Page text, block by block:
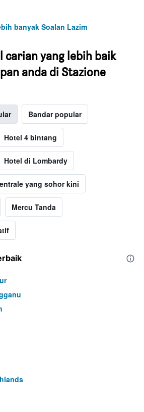
banyak Soalan Lazim
carian yang lebih baik
anda di Stazione
Bandar popular
Hotel 4 bintang
Hotel di Lombardy
yang sohor kini
Mercu Tanda